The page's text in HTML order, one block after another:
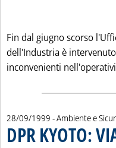
Fin dal giugno scorso
dell'Industria è
inconvenienti
28/09/1999 - Ambiente e
DPR KYOTO: